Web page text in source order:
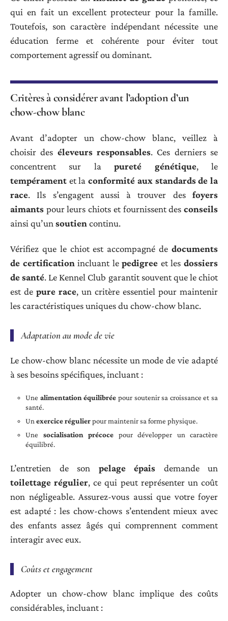
qui en fait un excellent protecteur pour la famille.
Toutefois, son caractère indépendant nécessite une
éducation ferme et cohérente pour éviter tout
comportement agressif ou dominant.
Critères à considérer avant l’adoption d’un
chow-chow blanc
Avant d’adopter un chow-chow blanc, veillez à
choisir des éleveurs responsables. Ces derniers se
concentrent sur lapureté génétique, le
tempérament et laconformité aux standards de la
race. Ils s’engagent aussi à trouver des foyers
aimants pour leurs chiots et fournissent des conseils
ainsi qu’un soutien continu.
Vérifiez que le chiot est accompagné de documents
de certificationincluant lepedigree et lesdossiers
de santé. Le Kennel Club garantit souvent que le chiot
est de pure race, un critère essentiel pour maintenir
les caractéristiques uniques du chow-chow blanc.
Adaptation au mode de vie
Le chow-chow blanc nécessite un mode de vie adapté
à ses besoins spécifiques, incluant :
Une alimentation équilibrée pour soutenir sa croissance et sa
santé.
Unexercice régulierpour maintenir sa forme physique.
Une socialisation précoce pour développer un caractère
équilibré.
L’entretien de son pelage épais demande un
toilettage régulier, ce qui peut représenter un coût
non négligeable. Assurez-vous aussi que votre foyer
est adapté : les chow-chows s’entendent mieux avec
des enfants assez âgés qui comprennent comment
interagir avec eux.
Coûts et engagement
Adopter un chow-chow blanc implique des coûts
considérables, incluant :